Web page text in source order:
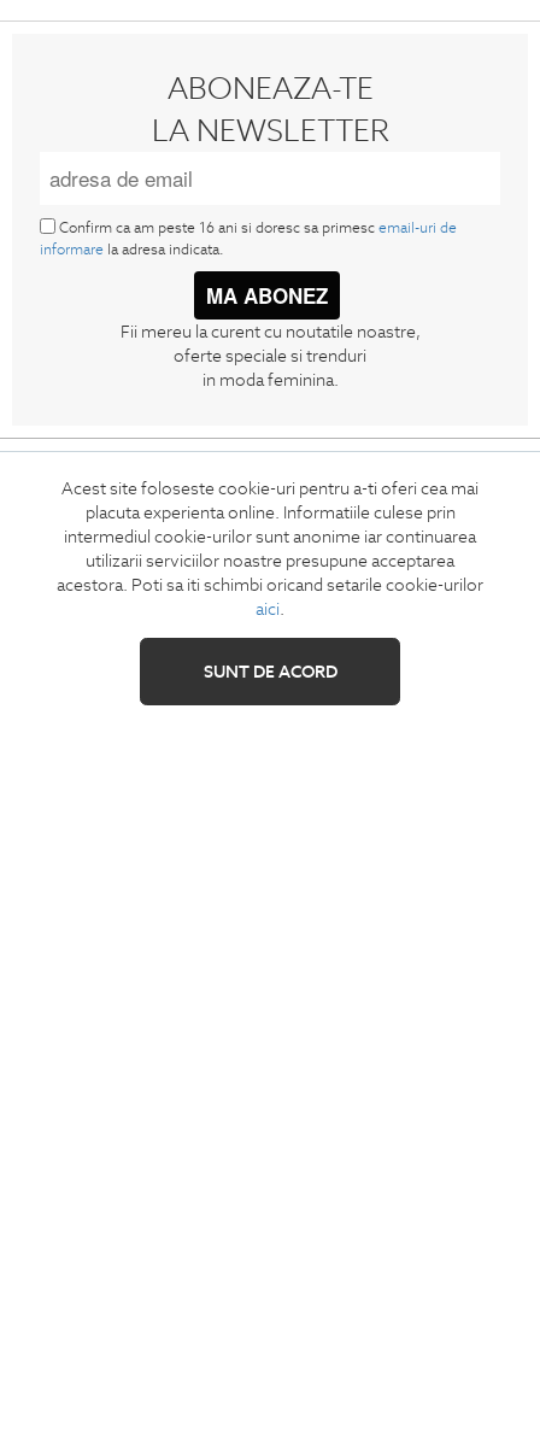
Acest site foloseste cookie-uri pentru a-ti oferi cea mai
placuta experienta online. Informatiile culese prin
intermediul cookie-urilor sunt anonime iar continuarea
utilizarii serviciilor noastre presupune acceptarea
acestora. Poti sa iti schimbi oricand setarile cookie-urilor
aici.
SUNT DE ACORD
ABONEAZA-TE
LA NEWSLETTER
Confirm ca am peste 16 ani si doresc sa primesc email-uri de
informare la adresa indicata.
MA ABONEZ
Fii mereu la curent cu noutatile noastre,
oferte speciale si trenduri
in moda feminina.
Termeni si conditii
Retur
Securitatea datelor
Feedback site
SOL